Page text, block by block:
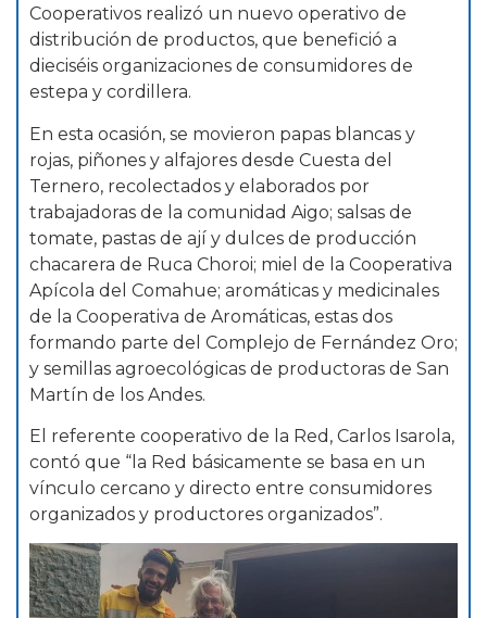
Cooperativos realizó un nuevo operativo de
distribución de productos, que benefició a
dieciséis organizaciones de consumidores de
estepa y cordillera.
En esta ocasión, se movieron papas blancas y
rojas, piñones y alfajores desde Cuesta del
Ternero, recolectados y elaborados por
trabajadoras de la comunidad Aigo; salsas de
tomate, pastas de ají y dulces de producción
chacarera de Ruca Choroi; miel de la Cooperativa
Apícola del Comahue; aromáticas y medicinales
de la Cooperativa de Aromáticas, estas dos
formando parte del Complejo de Fernández Oro;
y semillas agroecológicas de productoras de San
Martín de los Andes.
El referente cooperativo de la Red, Carlos Isarola,
contó que “la Red básicamente se basa en un
vínculo cercano y directo entre consumidores
organizados y productores organizados”.